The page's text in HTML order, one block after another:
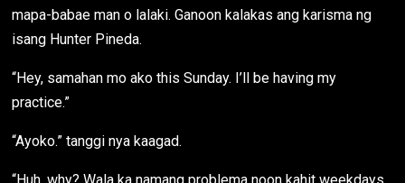
mapa-babae man o lalaki. Ganoon kalakas ang karisma ng
isang Hunter Pineda.
“Hey, samahan mo ako this Sunday. I’ll be having my
practice.”
“Ayoko.” tanggi nya kaagad.
“Huh, why? Wala ka namang problema noon kahit weekdays